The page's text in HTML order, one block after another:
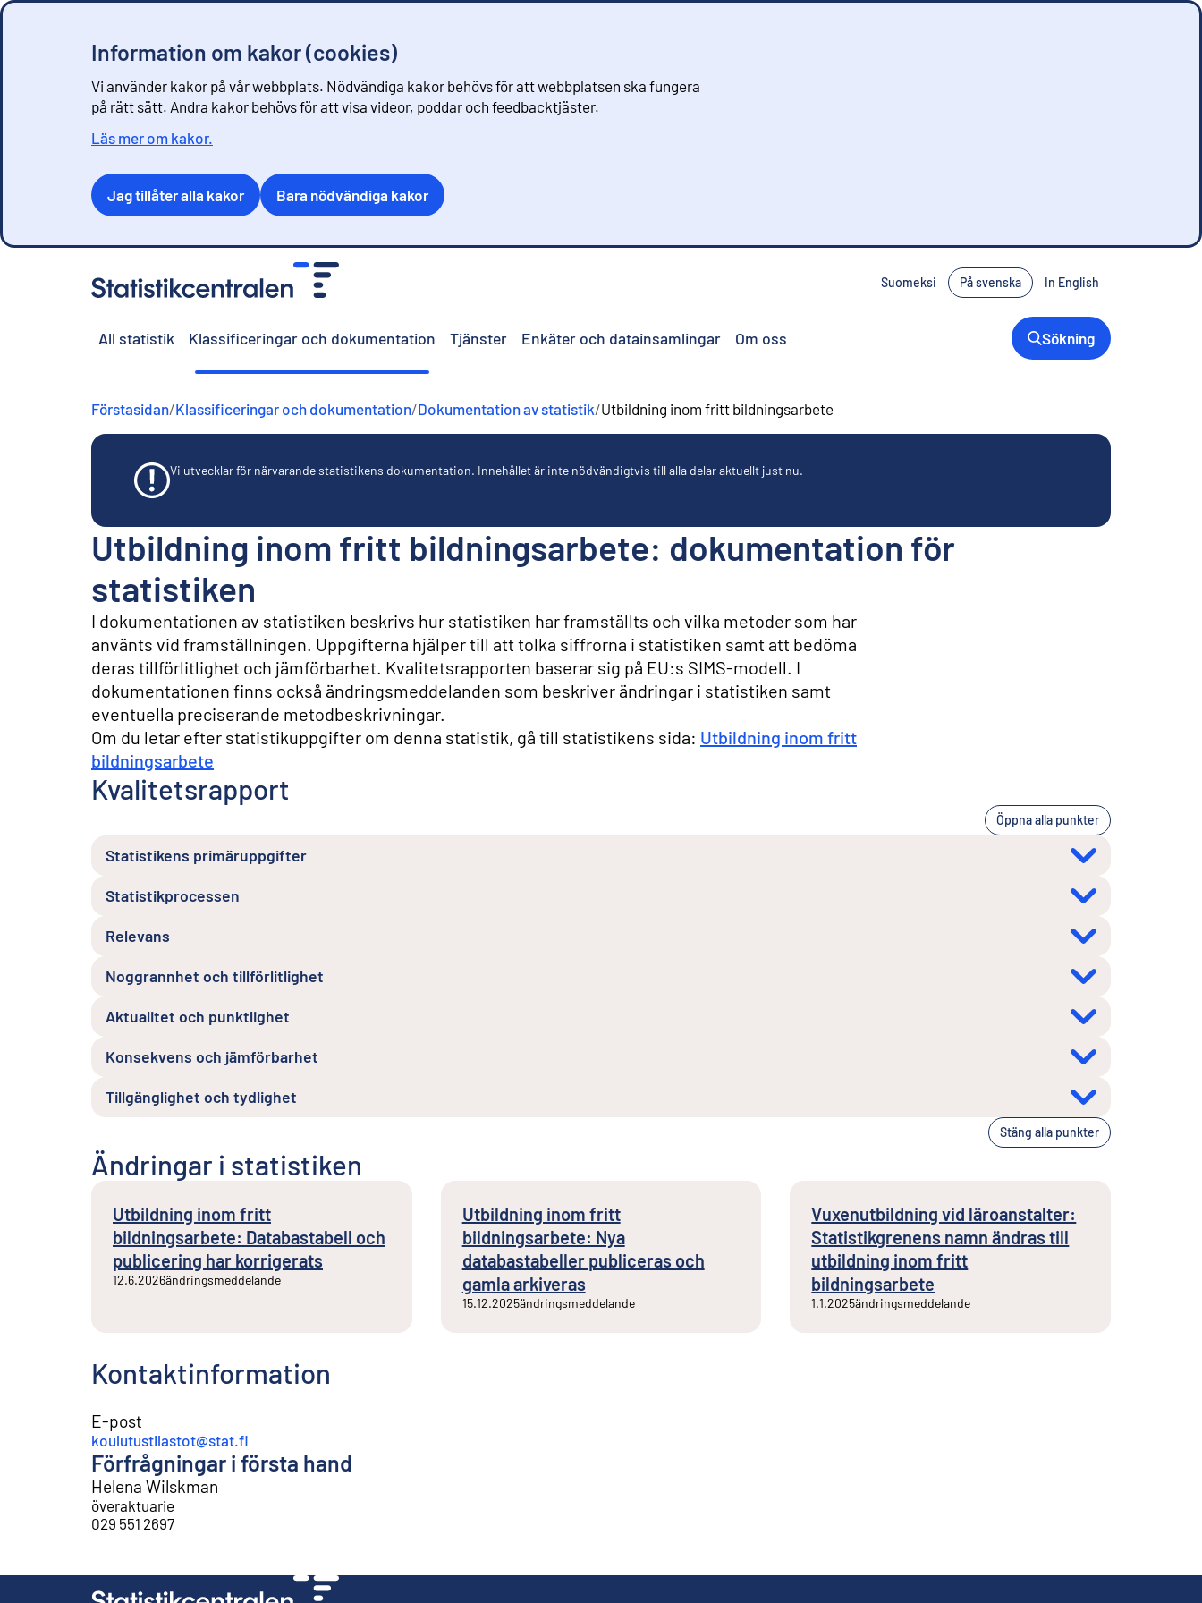
Information om kakor (cookies)
Vi använder kakor på vår webbplats. Nödvändiga kakor behövs för att webbplatsen ska fungera
på rätt sätt. Andra kakor behövs för att visa videor, poddar och feedbacktjäster.
Läs mer om kakor.
Jag tillåter alla kakor Bara nödvändiga kakor
Suomeksi På svenska In English
All statistik Klassificeringar och dokumentation Tjänster Enkäter och datainsamlingar Om oss Sökning
Förstasidan/Klassificeringar och dokumentation/Dokumentation av statistik/Utbildning inom fritt bildningsarbete
Vi utvecklar för närvarande statistikens dokumentation. Innehållet är inte nödvändigtvis till alla delar aktuellt just nu.
Utbildning inom fritt bildningsarbete: dokumentation för
statistiken
I dokumentationen av statistiken beskrivs hur statistiken har framställts och vilka metoder som har
använts vid framställningen. Uppgifterna hjälper till att tolka siffrorna i statistiken samt att bedöma
deras tillförlitlighet och jämförbarhet. Kvalitetsrapporten baserar sig på EU:s SIMS-modell. I
dokumentationen finns också ändringsmeddelanden som beskriver ändringar i statistiken samt
eventuella preciserande metodbeskrivningar.
Om du letar efter statistikuppgifter om denna statistik, gå till statistikens sida: Utbildning inom fritt
bildningsarbete
Kvalitetsrapport
Öppna alla punkter
Statistikens primäruppgifter
Statistikprocessen
Relevans
Noggrannhet och tillförlitlighet
Aktualitet och punktlighet
Konsekvens och jämförbarhet
Tillgänglighet och tydlighet
Stäng alla punkter
Ändringar i statistiken
Utbildning inom fritt
bildningsarbete: Databastabell och
publicering har korrigerats
12.6.2026ändringsmeddelande
Utbildning inom fritt
bildningsarbete: Nya
databastabeller publiceras och
gamla arkiveras
15.12.2025ändringsmeddelande
Vuxenutbildning vid läroanstalter:
Statistikgrenens namn ändras till
utbildning inom fritt
bildningsarbete
1.1.2025ändringsmeddelande
Kontaktinformation
E-post
koulutustilastot@stat.fi
Förfrågningar i första hand
Helena Wilskman
överaktuarie
029 551 2697